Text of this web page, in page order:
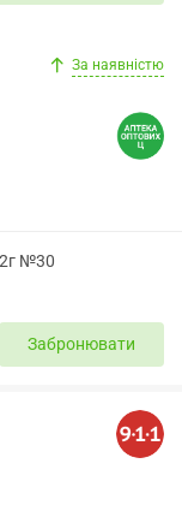
За наявністю
№30
Забронювати